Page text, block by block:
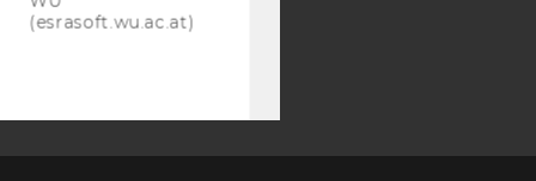
(esrasoft.wu.ac.at)